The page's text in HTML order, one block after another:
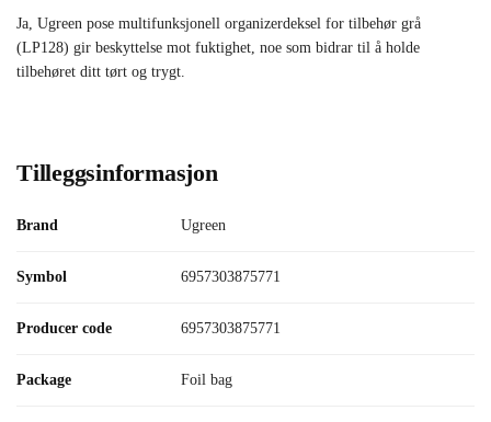
Ja, Ugreen pose multifunksjonell organizerdeksel for tilbehør grå
(LP128) gir beskyttelse mot fuktighet, noe som bidrar til å holde
tilbehøret ditt tørt og trygt.
Tilleggsinformasjon
Brand Ugreen
Symbol 6957303875771
Producer code 6957303875771
Package Foil bag